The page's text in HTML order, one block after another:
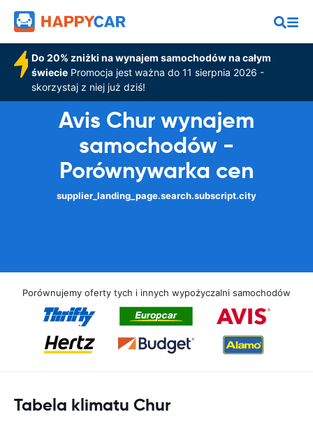
Do 20% zniżki na wynajem samochodów na całym
świeciePromocja jest ważna do 11 sierpnia 2026 -
skorzystaj z niej już dziś!
Avis Chur wynajem
samochodów -
Porównywarka cen
supplier_landing_page.search.subscript.city
Porównujemy oferty tych i innych wypożyczalni samochodów
Tabela klimatu Chur